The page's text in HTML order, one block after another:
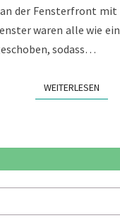
der Fensterfront mit
waren alle wie
sodass…
WEITERLESEN